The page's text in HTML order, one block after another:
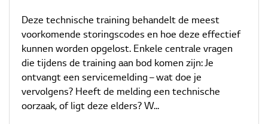
Deze technische training behandelt de meest
voorkomende storingscodes en hoe deze effectief
kunnen worden opgelost. Enkele centrale vragen
die tijdens de training aan bod komen zijn: Je
ontvangt een servicemelding – wat doe je
vervolgens? Heeft de melding een technische
oorzaak, of ligt deze elders? W...